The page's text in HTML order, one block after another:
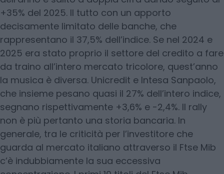
+35% del 2025. Il tutto con un apporto
decisamente limitato delle banche, che
rappresentano il 37,5% dell’indice. Se nel 2024 e
2025 era stato proprio il settore del credito a fare
da traino all’intero mercato tricolore, quest’anno
la musica è diversa. Unicredit e Intesa Sanpaolo,
che insieme pesano quasi il 27% dell’intero indice,
segnano rispettivamente +3,6% e -2,4%. Il rally
non è più pertanto una storia bancaria. In
generale, tra le criticità per l’investitore che
guarda al mercato italiano attraverso il Ftse Mib
c’è indubbiamente la sua eccessiva